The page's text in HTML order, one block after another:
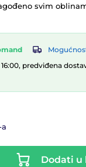
svim
predviđena
Dodati u